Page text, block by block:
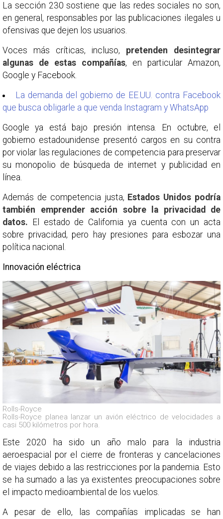
La sección 230 sostiene que las redes sociales no son,
en general, responsables por las publicaciones ilegales u
ofensivas que dejen los usuarios.
Voces más críticas, incluso, pretenden desintegrar
algunas de estas compañías, en particular Amazon,
Google y Facebook.
La demanda del gobierno de EE.UU. contra Facebook
que busca obligarle a que venda Instagram y WhatsApp
Google ya está bajo presión intensa. En octubre, el
gobierno estadounidense presentó cargos en su contra
por violar las regulaciones de competencia para preservar
su monopolio de búsqueda de internet y publicidad en
línea.
Además de competencia justa, Estados Unidos podría
también emprender acción sobre la privacidad de
datos. El estado de California ya cuenta con un acta
sobre privacidad, pero hay presiones para esbozar una
política nacional.
Innovación eléctrica
Rolls-Royce
Rolls-Royce planea lanzar un avión eléctrico de velocidades a
casi 500 kilómetros por hora.
Este 2020 ha sido un año malo para la industria
aeroespacial por el cierre de fronteras y cancelaciones
de viajes debido a las restricciones por la pandemia. Esto
se ha sumado a las ya existentes preocupaciones sobre
el impacto medioambiental de los vuelos.
A pesar de ello, las compañías implicadas se han